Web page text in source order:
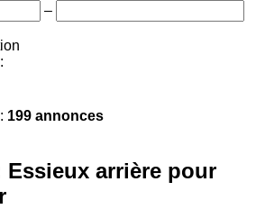
–
199 annonces
Essieux arrière pour